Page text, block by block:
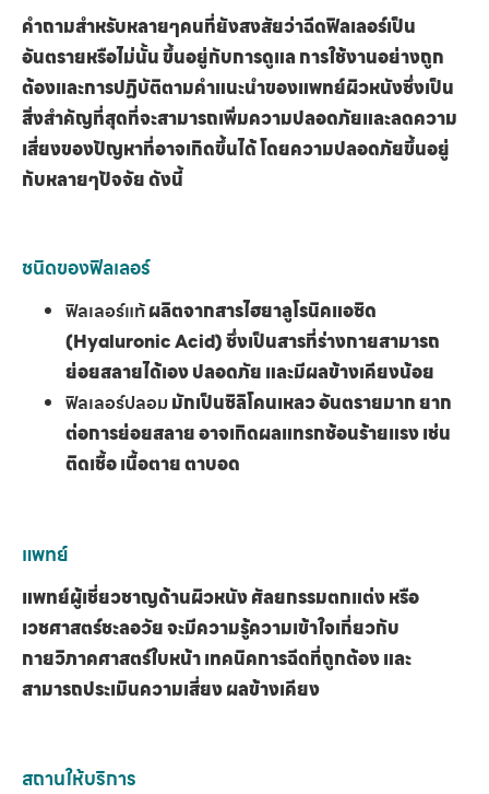
คำถามสำหรับหลายๆคนที่ยังสงสัยว่าฉีดฟิลเลอร์เป็น
อันตรายหรือไม่นั้น ขึ้นอยู่กับการดูแล การใช้งานอย่างถูก
ต้องและการปฏิบัติตามคำแนะนำของแพทย์ผิวหนังซึ่งเป็น
สิ่งสำคัญที่สุดที่จะสามารถเพิ่มความปลอดภัยและลดความ
เสี่ยงของปัญหาที่อาจเกิดขึ้นได้ โดยความปลอดภัยขึ้นอยู่
กับหลายๆปัจจัย ดังนี้
ชนิดของฟิลเลอร์
ฟิลเลอร์แท้ผลิตจากสารไฮยาลูโรนิคแอซิด
(Hyaluronic Acid) ซึ่งเป็นสารที่ร่างกายสามารถ
ย่อยสลายได้เอง ปลอดภัย และมีผลข้างเคียงน้อย
ฟิลเลอร์ปลอม มักเป็นซิลิโคนเหลว อันตรายมาก ยาก
ต่อการย่อยสลาย อาจเกิดผลแทรกซ้อนร้ายแรง เช่น
ติดเชื้อ เนื้อตาย ตาบอด
แพทย์
แพทย์ผู้เชี่ยวชาญด้านผิวหนัง ศัลยกรรมตกแต่ง หรือ
เวชศาสตร์ชะลอวัย จะมีความรู้ความเข้าใจเกี่ยวกับ
กายวิภาคศาสตร์ใบหน้า เทคนิคการฉีดที่ถูกต้อง และ
สามารถประเมินความเสี่ยง ผลข้างเคียง
สถานให้บริการ